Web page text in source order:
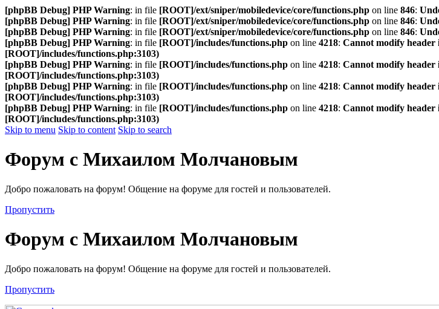
[phpBB Debug] PHP Warning: in file [ROOT]/ext/sniper/mobiledevice/core/functions.php on line 846:
[phpBB Debug] PHP Warning: in file [ROOT]/ext/sniper/mobiledevice/core/functions.php on line 846:
[phpBB Debug] PHP Warning: in file [ROOT]/ext/sniper/mobiledevice/core/functions.php on line 846:
[phpBB Debug] PHP Warning: in file [ROOT]/includes/functions.php on line 4218: Cannot modify header
[ROOT]/includes/functions.php:3103)
[phpBB Debug] PHP Warning: in file [ROOT]/includes/functions.php on line 4218: Cannot modify header
[ROOT]/includes/functions.php:3103)
[phpBB Debug] PHP Warning: in file [ROOT]/includes/functions.php on line 4218: Cannot modify header
[ROOT]/includes/functions.php:3103)
[phpBB Debug] PHP Warning: in file [ROOT]/includes/functions.php on line 4218: Cannot modify header
[ROOT]/includes/functions.php:3103)
Skip to menu Skip to content Skip to search
Форум с Михаилом Молчановым
Добро пожаловать на форум! Общение на форуме для гостей и пользователей.
Пропустить
Форум с Михаилом Молчановым
Добро пожаловать на форум! Общение на форуме для гостей и пользователей.
Пропустить